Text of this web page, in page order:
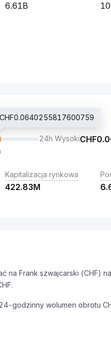
6.61B
24h WysokiCHF
Kapitalizacja rynkowa
422.83M
na Frank szwajcarski (CHF)
godzinny wolumen obrotu